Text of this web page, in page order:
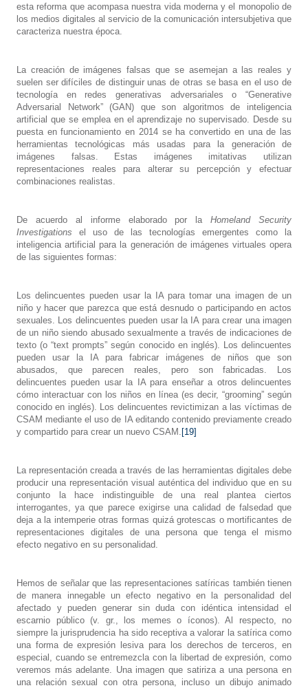
esta reforma que acompasa nuestra vida moderna y el monopolio de
los medios digitales al servicio de la comunicación intersubjetiva que
caracteriza nuestra época.
La creación de imágenes falsas que se asemejan a las reales y
suelen ser difíciles de distinguir unas de otras se basa en el uso de
tecnología en redes generativas adversariales o “Generative
Adversarial Network” (GAN) que son algoritmos de inteligencia
artificial que se emplea en el aprendizaje no supervisado. Desde su
puesta en funcionamiento en 2014 se ha convertido en una de las
herramientas tecnológicas más usadas para la generación de
imágenes falsas. Estas imágenes imitativas utilizan
representaciones reales para alterar su percepción y efectuar
combinaciones realistas.
De acuerdo al informe elaborado por laHomeland Security
Investigations el uso de las tecnologías emergentes como la
inteligencia artificial para la generación de imágenes virtuales opera
de las siguientes formas:
Los delincuentes pueden usar la IA para tomar una imagen de un
niño y hacer que parezca que está desnudo o participando en actos
sexuales. Los delincuentes pueden usar la IA para crear una imagen
de un niño siendo abusado sexualmente a través de indicaciones de
texto (o “text prompts” según conocido en inglés). Los delincuentes
pueden usar la IA para fabricar imágenes de niños que son
abusados, que parecen reales, pero son fabricadas. Los
delincuentes pueden usar la IA para enseñar a otros delincuentes
cómo interactuar con los niños en línea (es decir, “grooming” según
conocido en inglés). Los delincuentes revictimizan a las víctimas de
CSAM mediante el uso de IA editando contenido previamente creado
y compartido para crear un nuevo CSAM. [19]
La representación creada a través de las herramientas digitales debe
producir una representación visual auténtica del individuo que en su
conjunto la hace indistinguible de una real plantea ciertos
interrogantes, ya que parece exigirse una calidad de falsedad que
deja a la intemperie otras formas quizá grotescas o mortificantes de
representaciones digitales de una persona que tenga el mismo
efecto negativo en su personalidad.
Hemos de señalar que las representaciones satíricas también tienen
de manera innegable un efecto negativo en la personalidad del
afectado y pueden generar sin duda con idéntica intensidad el
escarnio público (v. gr., los memes o íconos). Al respecto, no
siempre la jurisprudencia ha sido receptiva a valorar la satírica como
una forma de expresión lesiva para los derechos de terceros, en
especial, cuando se entremezcla con la libertad de expresión, como
veremos más adelante. Una imagen que satiriza a una persona en
una relación sexual con otra persona, incluso un dibujo animado